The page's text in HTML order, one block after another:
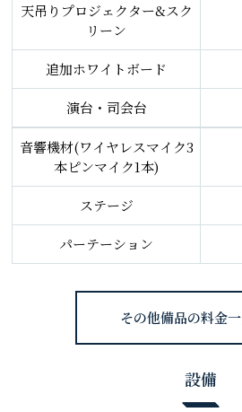
天吊りプロジェクター&スク
リーン
追加ホワイトボード
演台・司会台
音響機材(ワイヤレスマイク3
本ピンマイク1本)
ステージ
パーテーション
その他備品の料金
設備